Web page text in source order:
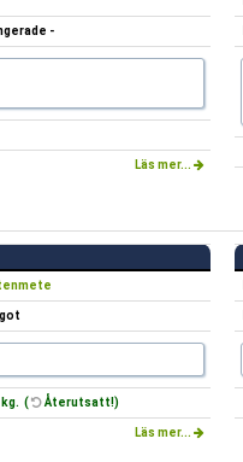
-
Läs mer...
( Återutsatt!)
Läs mer...